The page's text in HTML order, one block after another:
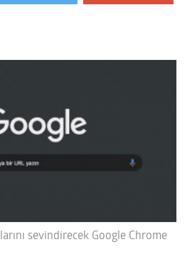
sevindirecek Google Chrome